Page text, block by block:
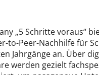
„5 Schritte voraus“
to-Peer-Nachhilfe für
Jahrgänge an. Über
werden gezielt